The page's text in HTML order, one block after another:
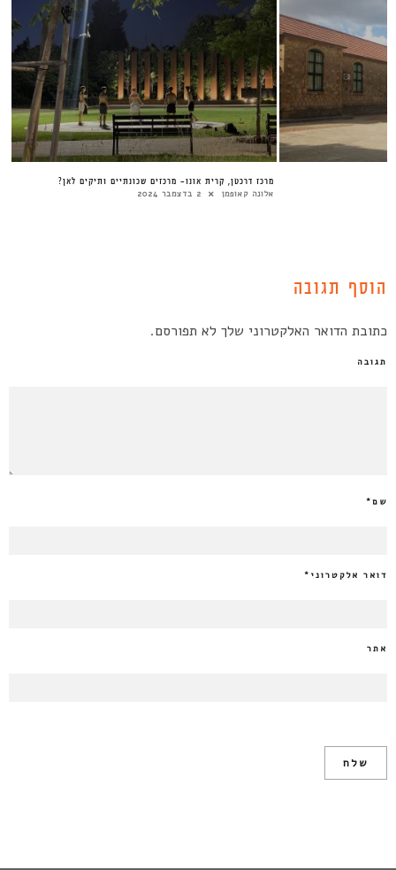
מרכז דרכטן, קרית אונו- מרכזים שכונתיים ותיקים לאן?
אלונה קאופמן 2 בדצמבר 2024
הוסף תגובה
כתובת הדואר האלקטרוני שלך לא תפורסם.
תגובה
שם*
דואר אלקטרוני *
אתר